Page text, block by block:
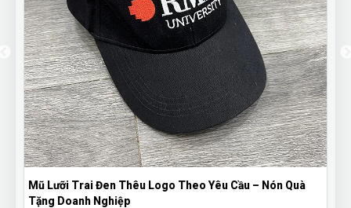
Mũ Lưỡi Trai Đen Thêu Logo Theo Yêu Cầu – Nón Quà
Tặng Doanh Nghiệp